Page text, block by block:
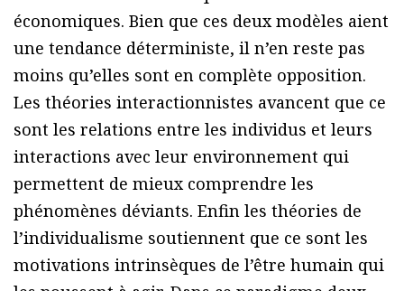
économiques. Bien que ces deux modèles aient
une tendance déterministe, il n’en reste pas
moins qu’elles sont en complète opposition.
Les théories interactionnistes avancent que ce
sont les relations entre les individus et leurs
interactions avec leur environnement qui
permettent de mieux comprendre les
phénomènes déviants. Enfin les théories de
l’individualisme soutiennent que ce sont les
motivations intrinsèques de l’être humain qui